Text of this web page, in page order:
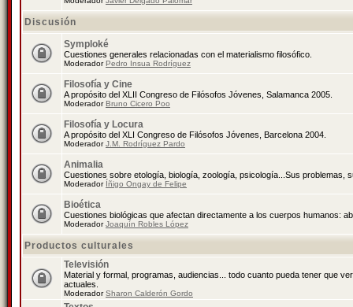
Discusión
Symploké
Cuestiones generales relacionadas con el materialismo filosófico.
ModeradorPedro Insua Rodríguez
Filosofía y Cine
A propósito del XLII Congreso de Filósofos Jóvenes, Salamanca 2005.
ModeradorBruno Cicero Poo
Filosofía y Locura
A propósito del XLI Congreso de Filósofos Jóvenes, Barcelona 2004.
ModeradorJ.M. Rodríguez Pardo
Animalia
Cuestiones sobre etología, biología, zoología, psicología...Sus problemas,
Moderador Íñigo Ongay de Felipe
Bioética
Cuestiones biológicas que afectan directamente a los cuerpos humanos:
ModeradorJoaquín Robles López
Productos culturales
Televisión
Material y formal, programas, audiencias... todo cuanto pueda tener que
actuales.
ModeradorSharon Calderón Gordo